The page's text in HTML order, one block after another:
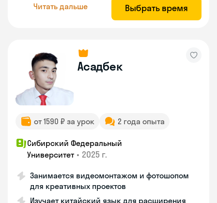
Читать дальше Выбрать время
Асадбек
от 1590 ₽ за урок 2 года опыта
Сибирский Федеральный
Университет • 2025 г.
Занимается видеомонтажом и фотошопом
для креативных проектов
Изучает китайский язык для расширения